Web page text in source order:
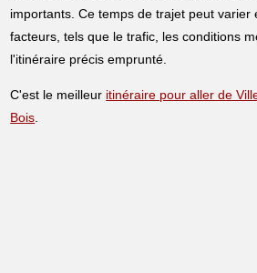
importants. Ce temps de trajet peut varier
facteurs, tels que le trafic, les conditions
l'itinéraire précis emprunté.
C'est le meilleur itinéraire pour aller de
Bois.